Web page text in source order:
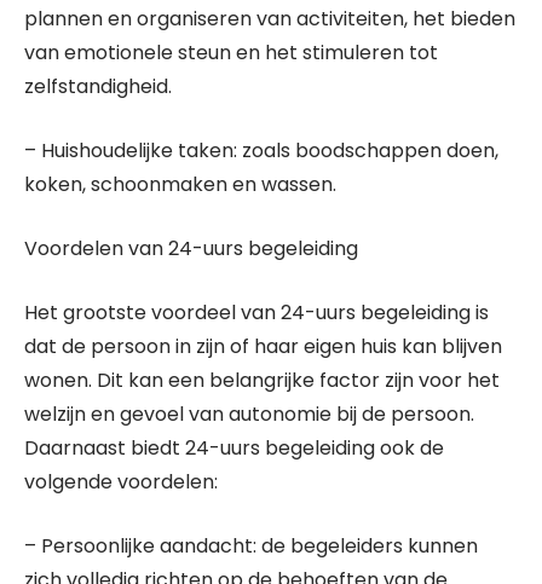
plannen en organiseren van activiteiten, het bieden
van emotionele steun en het stimuleren tot
zelfstandigheid.
– Huishoudelijke taken: zoals boodschappen doen,
koken, schoonmaken en wassen.
Voordelen van 24-uurs begeleiding
Het grootste voordeel van 24-uurs begeleiding is
dat de persoon in zijn of haar eigen huis kan blijven
wonen. Dit kan een belangrijke factor zijn voor het
welzijn en gevoel van autonomie bij de persoon.
Daarnaast biedt 24-uurs begeleiding ook de
volgende voordelen:
– Persoonlijke aandacht: de begeleiders kunnen